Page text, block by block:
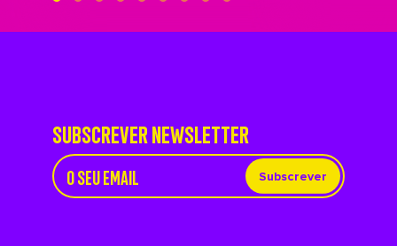
SUBSCREVER NEWSLETTER
Subscrever